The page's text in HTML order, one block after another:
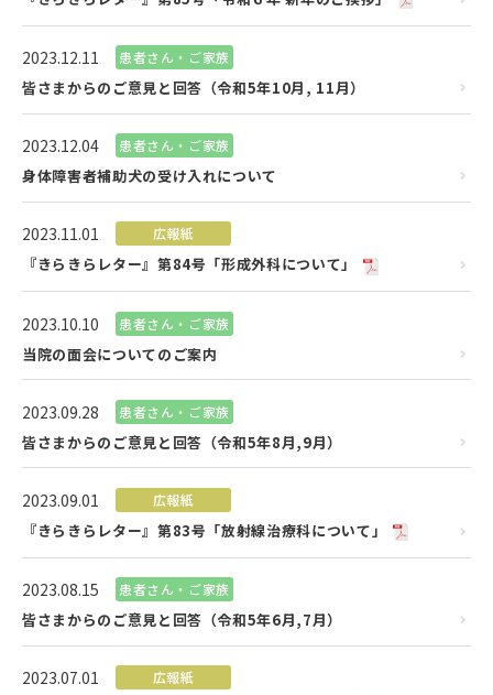
2023.12.11 患者さん・ご家族
皆さまからのご意見と回答（令和5年10月, 11月）
2023.12.04 患者さん・ご家族
身体障害者補助犬の受け入れについて
2023.11.01 広報紙
『きらきらレター』第84号「形成外科について」
2023.10.10 患者さん・ご家族
当院の面会についてのご案内
2023.09.28 患者さん・ご家族
皆さまからのご意見と回答（令和5年8月,9月）
2023.09.01 広報紙
『きらきらレター』第83号「放射線治療科について」
2023.08.15 患者さん・ご家族
皆さまからのご意見と回答（令和5年6月,7月）
2023.07.01 広報紙